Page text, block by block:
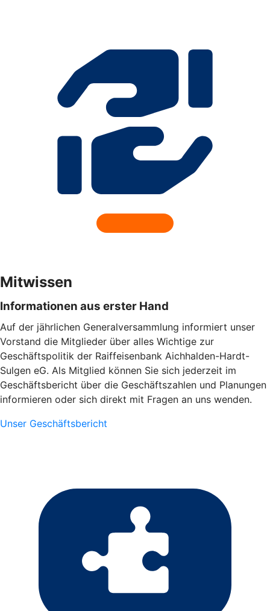
Mitwissen
Informationen aus erster Hand
Auf der jährlichen Generalversammlung informiert unser
Vorstand die Mitglieder über alles Wichtige zur
Geschäftspolitik der Raiffeisenbank Aichhalden-Hardt-
Sulgen eG. Als Mitglied können Sie sich jederzeit im
Geschäftsbericht über die Geschäftszahlen und Planungen
informieren oder sich direkt mit Fragen an uns wenden.
Unser Geschäftsbericht